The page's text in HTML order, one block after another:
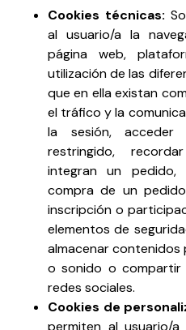
Cookies técnicas:
al usuario/a la
página web,
utilización de las
que en ella existan
el tráfico y la
la sesión,
restringido,
integran un
compra de un
inscripción o
elementos de
almacenar contenidos
o sonido o
redes sociales.
Cookies de
permiten al usuario/